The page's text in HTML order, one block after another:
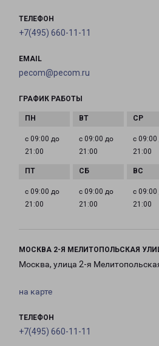
ТЕЛЕФОН
+7(495) 660-11-11
EMAIL
pecom@pecom.ru
ГРАФИК РАБОТЫ
с 09:00 до
21:00
с 09:00 до
21:00
с 09:00
21:00
с 09:00 до
21:00
с 09:00 до
21:00
с 09:00
21:00
МОСКВА 2-Я МЕЛИТОПОЛЬСКАЯ
Москва, улица 2-я
на карте
ТЕЛЕФОН
+7(495) 660-11-11